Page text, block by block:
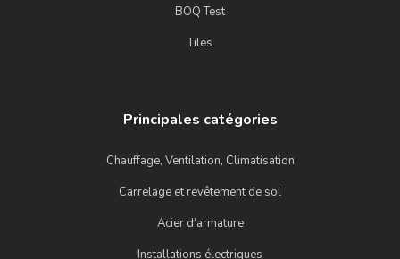
BOQ Test
Tiles
Principales catégories
Chauffage, Ventilation, Climatisation
Carrelage et revêtement de sol
Acier d’armature
Installations électriques